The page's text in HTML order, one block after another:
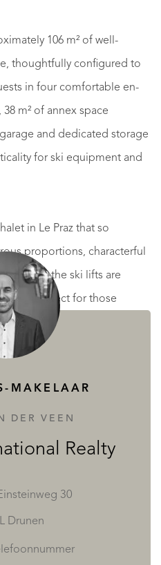
106 m² of well-
thoughtfully configured to
in four comfortable en-
m² of annex space
and dedicated storage
for ski equipment and
in Le Praz that so
proportions, characterful
to the ski lifts are
prospect for those
in a prime village location.
MAKELAAR
DER VEEN
Realty
30
Drunen